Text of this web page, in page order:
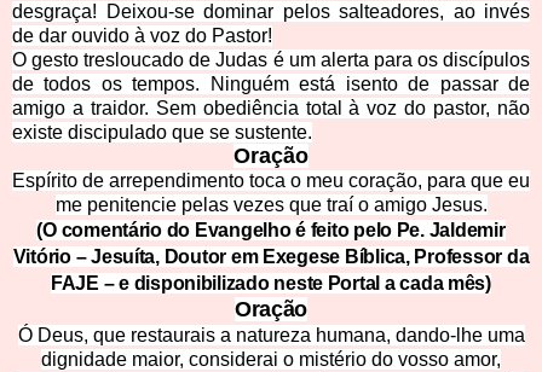
desgraça! Deixou-se dominar pelos salteadores, ao invés
de dar ouvido à voz do Pastor!
O gesto tresloucado de Judas é um alerta para os discípulos
de todos os tempos. Ninguém está isento de passar de
amigo a traidor. Sem obediência total à voz do pastor, não
existe discipulado que se sustente.
Oração
Espírito de arrependimento toca o meu coração, para que eu
me penitencie pelas vezes que traí o amigo Jesus.
(O comentário do Evangelho é feito pelo Pe. Jaldemir
Vitório – Jesuíta, Doutor em Exegese Bíblica, Professor da
FAJE – e disponibilizado neste Portal a cada mês)
Oração
Ó Deus, que restaurais a natureza humana, dando-lhe uma
dignidade maior, considerai o mistério do vosso amor,